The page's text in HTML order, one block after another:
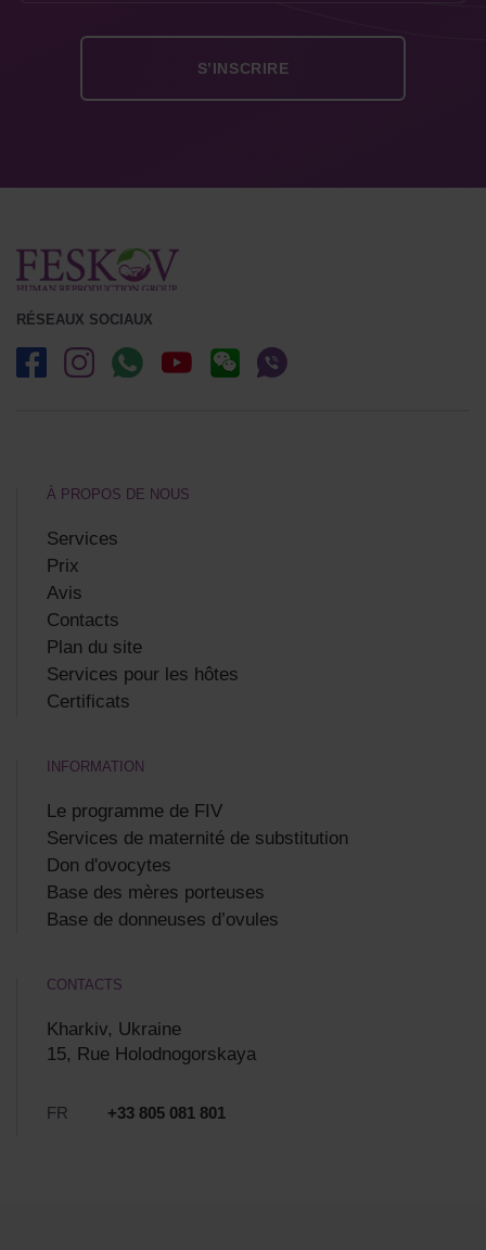
RÉSEAUX SOCIAUX
À PROPOS DE NOUS
Services
Prix
Avis
Contacts
Plan du site
Services pour les hôtes
Certificats
INFORMATION
Le programme de FIV
Services de maternité de substitution
Don d'ovocytes
Base des mères porteuses
Base de donneuses d’ovules
CONTACTS
Kharkiv, Ukraine
15, Rue Holodnogorskaya
FR +33 805 081 801